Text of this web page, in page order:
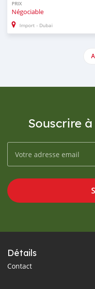
PRIX
Négociable
Import - Dubai
Souscrire
Détails
Contact